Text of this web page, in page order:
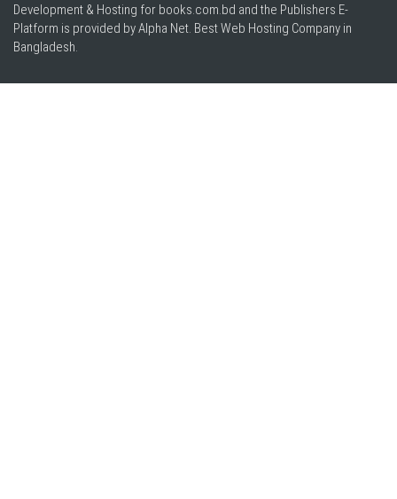
Development & Hosting for books.com.bd and the Publishers E-
Platform is provided by Alpha Net. BestWeb Hosting Company in
Bangladesh.